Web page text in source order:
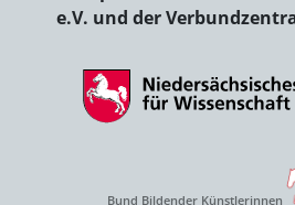
e.V. und der
Bund Bildender Künstlerinnen